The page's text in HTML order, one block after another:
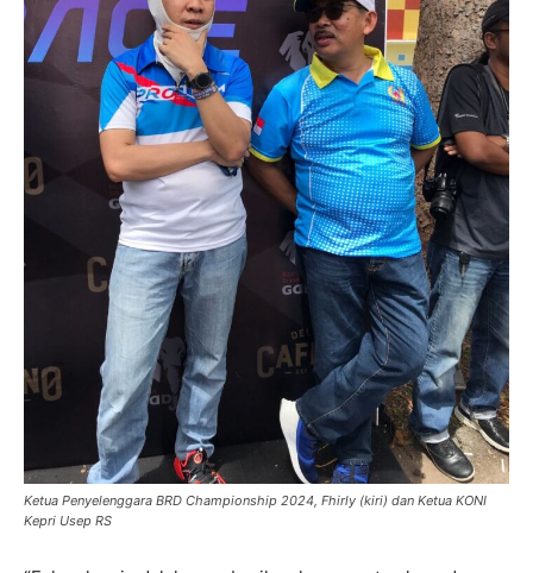
Ketua Penyelenggara BRD Championship 2024, Fhirly (kiri) dan Ketua KONI
Kepri Usep RS